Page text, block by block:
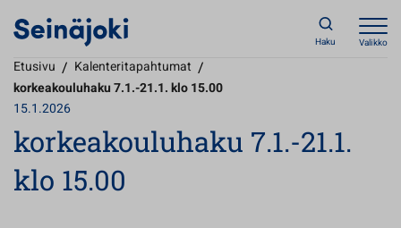
Haku Valikko
Etusivu / Kalenteritapahtumat /
korkeakouluhaku 7.1.-21.1. klo 15.00
15.1.2026
korkeakouluhaku 7.1.-21.1.
klo 15.00